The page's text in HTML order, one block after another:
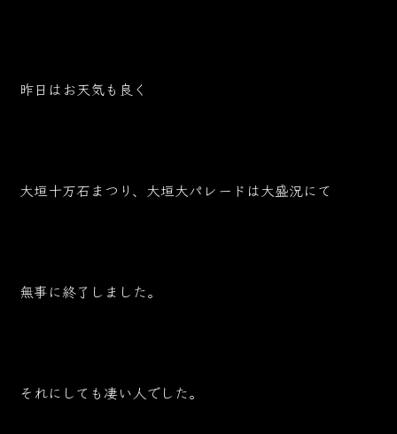
昨日はお天気も良く
大垣十万石まつり、大垣大パレードは大盛況にて
無事に終了しました。
それにしても凄い人でした。